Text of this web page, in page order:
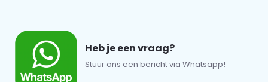
Heb je een vraag?
Stuur ons een bericht via Whatsapp!